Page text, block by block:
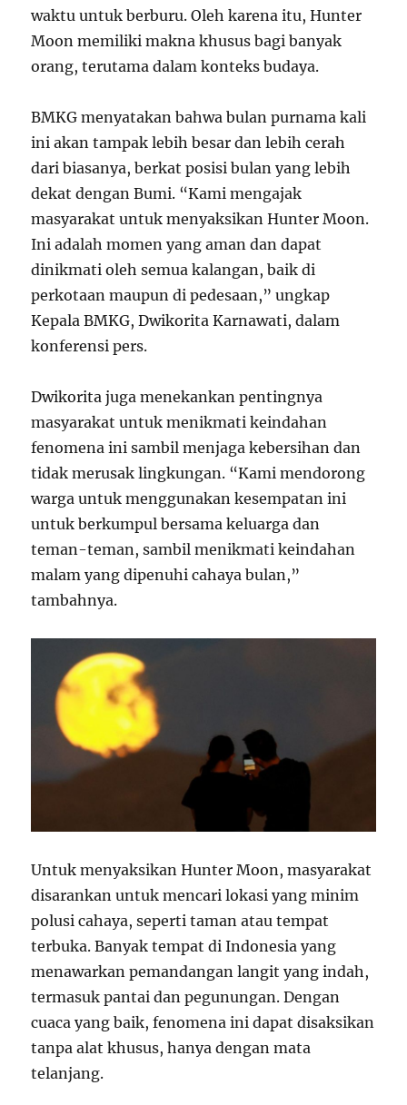
waktu untuk berburu. Oleh karena itu, Hunter
Moon memiliki makna khusus bagi banyak
orang, terutama dalam konteks budaya.
BMKG menyatakan bahwa bulan purnama kali
ini akan tampak lebih besar dan lebih cerah
dari biasanya, berkat posisi bulan yang lebih
dekat dengan Bumi. “Kami mengajak
masyarakat untuk menyaksikan Hunter Moon.
Ini adalah momen yang aman dan dapat
dinikmati oleh semua kalangan, baik di
perkotaan maupun di pedesaan,” ungkap
Kepala BMKG, Dwikorita Karnawati, dalam
konferensi pers.
Dwikorita juga menekankan pentingnya
masyarakat untuk menikmati keindahan
fenomena ini sambil menjaga kebersihan dan
tidak merusak lingkungan. “Kami mendorong
warga untuk menggunakan kesempatan ini
untuk berkumpul bersama keluarga dan
teman-teman, sambil menikmati keindahan
malam yang dipenuhi cahaya bulan,”
tambahnya.
Untuk menyaksikan Hunter Moon, masyarakat
disarankan untuk mencari lokasi yang minim
polusi cahaya, seperti taman atau tempat
terbuka. Banyak tempat di Indonesia yang
menawarkan pemandangan langit yang indah,
termasuk pantai dan pegunungan. Dengan
cuaca yang baik, fenomena ini dapat disaksikan
tanpa alat khusus, hanya dengan mata
telanjang.